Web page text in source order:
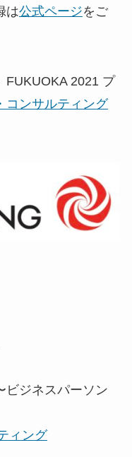
は公式ページをご
FUKUOKA 2021 プ
コンサルティング
ビジネスパーソン
ィング